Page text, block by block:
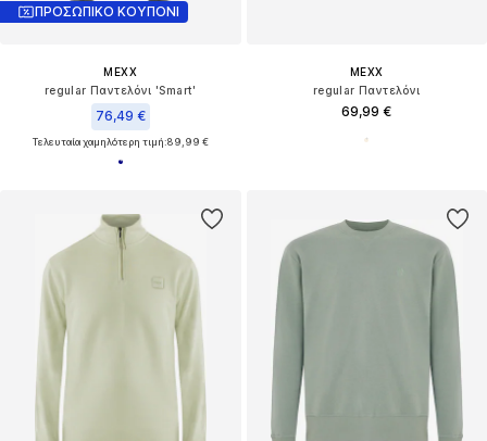
ΠΡΟΣΩΠΙΚΟ ΚΟΥΠΟΝΙ
MEXX
regular Παντελόνι 'Smart'
76,49 €
Τελευταία χαμηλότερη τιμή:89,99 €
MEXX
regular Παντελόνι
69,99 €